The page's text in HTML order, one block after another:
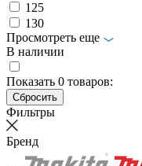
125
130
Просмотреть еще
В наличии
Показать 0 товаров:
Фильтры
Бренд